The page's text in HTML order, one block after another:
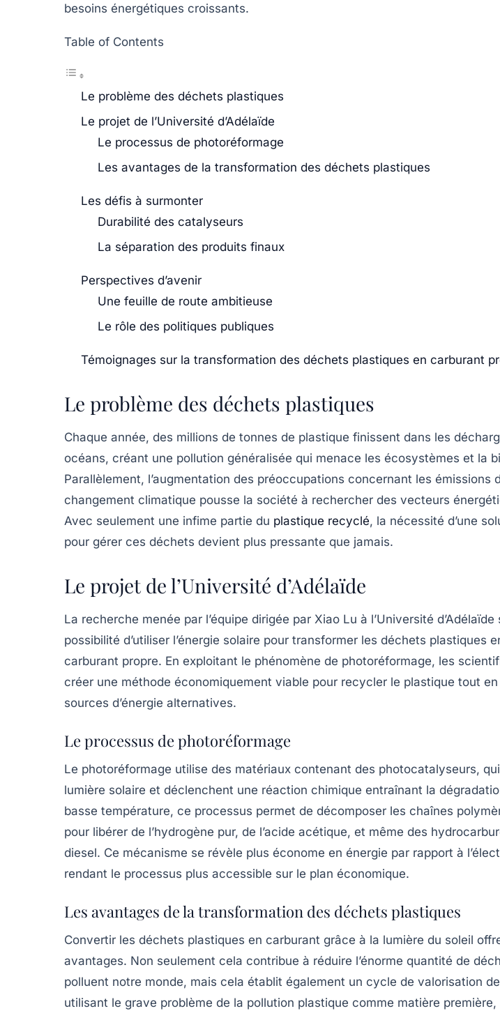
besoins énergétiques croissants.
Table of Contents
Le problème des déchets plastiques
Le projet de l’Université d’Adélaïde
Le processus de photoréformage
Les avantages de la transformation des déchets plastiques
Les défis à surmonter
Durabilité des catalyseurs
La séparation des produits finaux
Perspectives d’avenir
Une feuille de route ambitieuse
Le rôle des politiques publiques
Témoignages sur la transformation des déchets plastiques en carburant
Le problème des déchets plastiques
Chaque année, des millions de tonnes de plastique finissent dans les
océans, créant une pollution généralisée qui menace les écosystèmes et la
Parallèlement, l’augmentation des préoccupations concernant les émissions
changement climatique pousse la société à rechercher des vecteurs
Avec seulement une infime partie du plastique recyclé, la nécessité d’une
pour gérer ces déchets devient plus pressante que jamais.
Le projet de l’Université d’Adélaïde
La recherche menée par l’équipe dirigée par Xiao Lu à l’Université
possibilité d’utiliser l’énergie solaire pour transformer les déchets plastiques
carburant propre. En exploitant le phénomène de photoréformage, les
créer une méthode économiquement viable pour recycler le plastique tout
sources d’énergie alternatives.
Le processus de photoréformage
Le photoréformage utilise des matériaux contenant des photocatalyseurs,
lumière solaire et déclenchent une réaction chimique entraînant la
basse température, ce processus permet de décomposer les chaînes
pour libérer de l’hydrogène pur, de l’acide acétique, et même des
diesel. Ce mécanisme se révèle plus économe en énergie par rapport à
rendant le processus plus accessible sur le plan économique.
Les avantages de la transformation des déchets plastiques
Convertir les déchets plastiques en carburant grâce à la lumière du soleil
avantages. Non seulement cela contribue à réduire l’énorme quantité de
polluent notre monde, mais cela établit également un cycle de valorisation
utilisant le grave problème de la pollution plastique comme matière